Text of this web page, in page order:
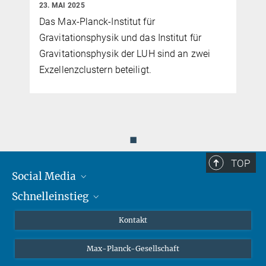
23. MAI 2025
Das Max-Planck-Institut für
Gravitationsphysik und das Institut für
Gravitationsphysik der LUH sind an zwei
Exzellenzclustern beteiligt.
◼
TOP
Social Media
Mastodon
Schnelleinstieg
Schüler*innen
Kontakt
Max-Planck-Gesellschaft